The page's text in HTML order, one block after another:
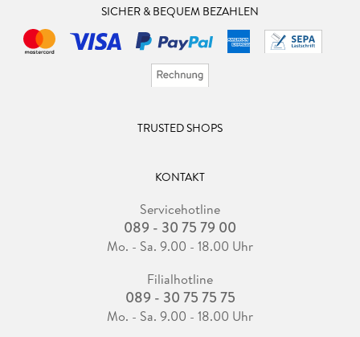
SICHER & BEQUEM BEZAHLEN
TRUSTED SHOPS
KONTAKT
Servicehotline
089 - 30 75 79 00
Mo. - Sa. 9.00 - 18.00 Uhr
Filialhotline
089 - 30 75 75 75
Mo. - Sa. 9.00 - 18.00 Uhr